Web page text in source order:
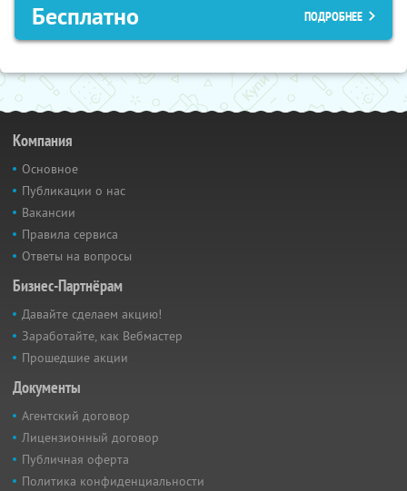
Бесплатно ПОДРОБНЕЕ
Компания
Основное
Публикации о нас
Вакансии
Правила сервиса
Ответы на вопросы
Бизнес-Партнёрам
Давайте сделаем акцию!
Заработайте, как Вебмастер
Прошедшие акции
Документы
Агентский договор
Лицензионный договор
Публичная оферта
Политика конфиденциальности